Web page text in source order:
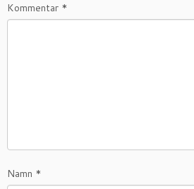
Kommentar *
Namn *